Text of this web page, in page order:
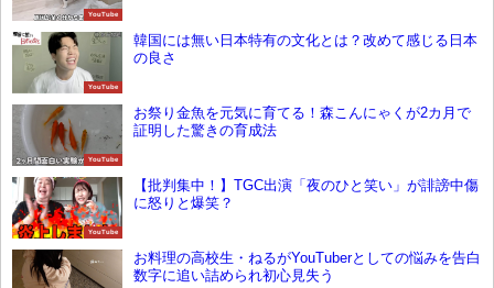
YouTube
YouTube
韓国には無い日本特有の文化とは？改めて感じる日本
の良さ
YouTube
お祭り金魚を元気に育てる！森こんにゃくが2カ月で
証明した驚きの育成法
YouTube
【批判集中！】TGC出演「夜のひと笑い」が誹謗中傷
に怒りと爆笑？
お料理の高校生・ねるがYouTuberとしての悩みを告白
数字に追い詰められ初心見失う